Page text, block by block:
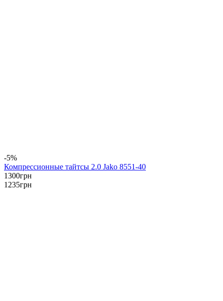
-5%
Компрессионные тайтсы 2.0 Jako 8551-40
1300грн
1235грн